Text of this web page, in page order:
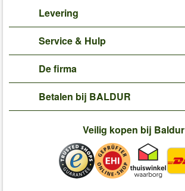
Levering
Service & Hulp
De firma
Betalen bij BALDUR
Veilig kopen bij Baldur